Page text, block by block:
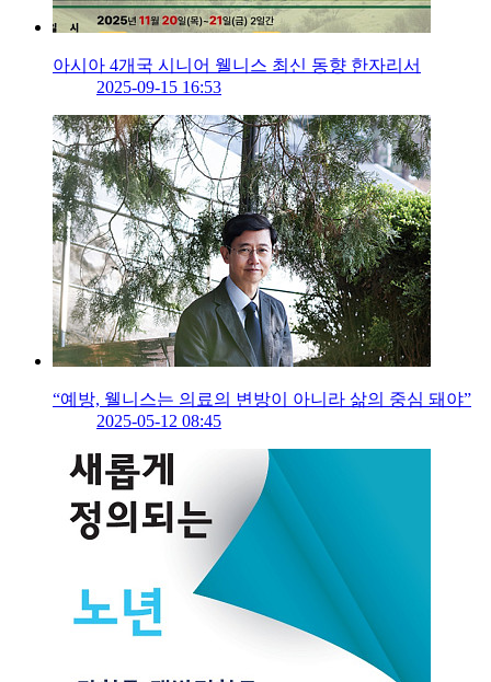
아시아 4개국 시니어 웰니스 최신 동향 한자리서
2025-09-15 16:53
“예방, 웰니스는 의료의 변방이 아니라 삶의 중심 돼야”
2025-05-12 08:45